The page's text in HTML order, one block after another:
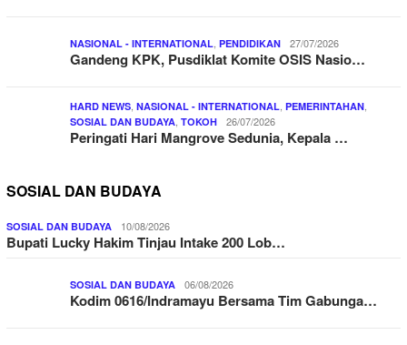
NASIONAL - INTERNATIONAL PENDIDIKAN 27/07/2026
Gandeng KPK, Pusdiklat Komite OSIS Nasio…
HARD NEWS NASIONAL - INTERNATIONAL PEMERINTAHAN
SOSIAL DAN BUDAYA TOKOH 26/07/2026
Peringati Hari Mangrove Sedunia, Kepala …
SOSIAL DAN BUDAYA
SOSIAL DAN BUDAYA 10/08/2026
Bupati Lucky Hakim Tinjau Intake 200 Lob…
SOSIAL DAN BUDAYA 06/08/2026
Kodim 0616/Indramayu Bersama Tim Gabunga…